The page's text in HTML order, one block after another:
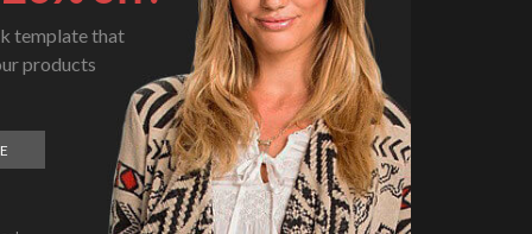
template that
products